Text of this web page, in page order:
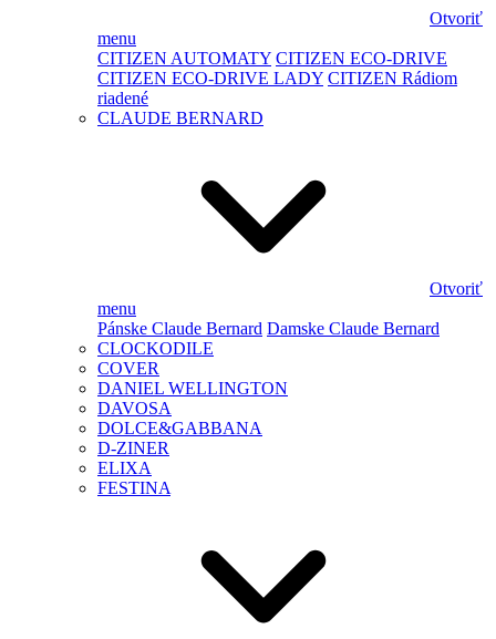
Otvoriť
menu
CITIZEN AUTOMATY CITIZEN ECO-DRIVE
CITIZEN ECO-DRIVE LADY CITIZEN Rádiom
riadené
CLAUDE BERNARD
Otvoriť
menu
Pánske Claude Bernard Damske Claude Bernard
CLOCKODILE
COVER
DANIEL WELLINGTON
DAVOSA
DOLCE&GABBANA
D-ZINER
ELIXA
FESTINA